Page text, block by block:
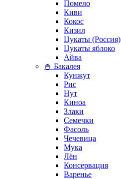
Помело
Киви
Кокос
Кизил
Цукаты (Россия)
Цукаты яблоко
Айва
🍚 Бакалея
Кунжут
Рис
Нут
Киноа
Злаки
Семечки
Фасоль
Чечевица
Мука
Лён
Консервация
Варенье